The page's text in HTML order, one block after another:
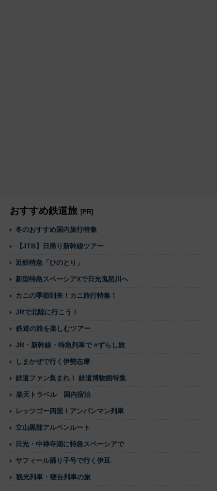
おすすめ鉄道旅 [PR]
冬のおすすめ国内旅行特集
【JTB】日帰り新幹線ツアー
近鉄特急「ひのとり」
新型特急スペーシアXで日光鬼怒川へ
カニの季節到来！カニ旅行特集！
JRで北陸に行こう！
鉄道の旅を楽しむツアー
JR・新幹線・特急列車で #ずらし旅
しまかぜで行く伊勢志摩
鉄道ファン集まれ！ 鉄道博物館特集
楽天トラベル 国内宿泊
レッツゴー四国！アンパンマン列車
立山黒部アルペンルート
日光・中禅寺湖に特急スペーシアで
サフィール踊り子号で行く伊豆
観光列車・寝台列車の旅